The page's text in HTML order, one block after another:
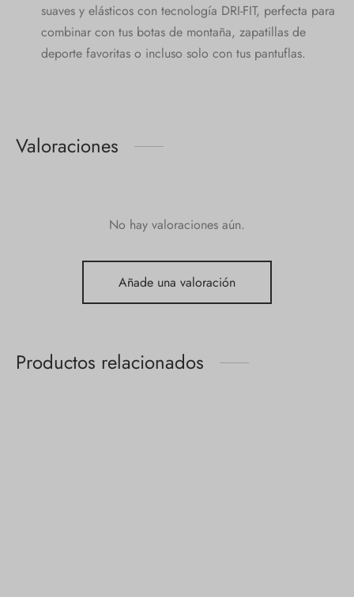
suaves y elásticos con tecnología DRI-FIT, perfecta para
combinar con tus botas de montaña, zapatillas de
deporte favoritas o incluso solo con tus pantuflas.
Valoraciones
No hay valoraciones aún.
Añade una valoración
Productos relacionados